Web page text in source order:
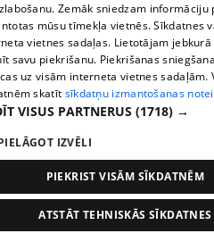
Margarita Kolosova
Zemāk sniedzam
mūsu tīmekļa vietnēs. Sīkdatnes
vietnes sadaļas. Lietotājam
savu piekrišanu. Piekrišanas
uz visām interneta vietnes
skatīt sīkdatņu izmantošanas
VISUS PARTNERUS (1718) →
IZVĒLI
PIEKRIST VISĀM SĪKDATNĒM
ATSTĀT TEHNISKĀS SĪKDATNES